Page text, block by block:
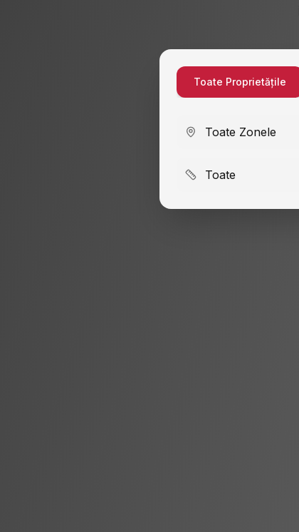
Toate Proprietățile
Toate Zonele
Toate